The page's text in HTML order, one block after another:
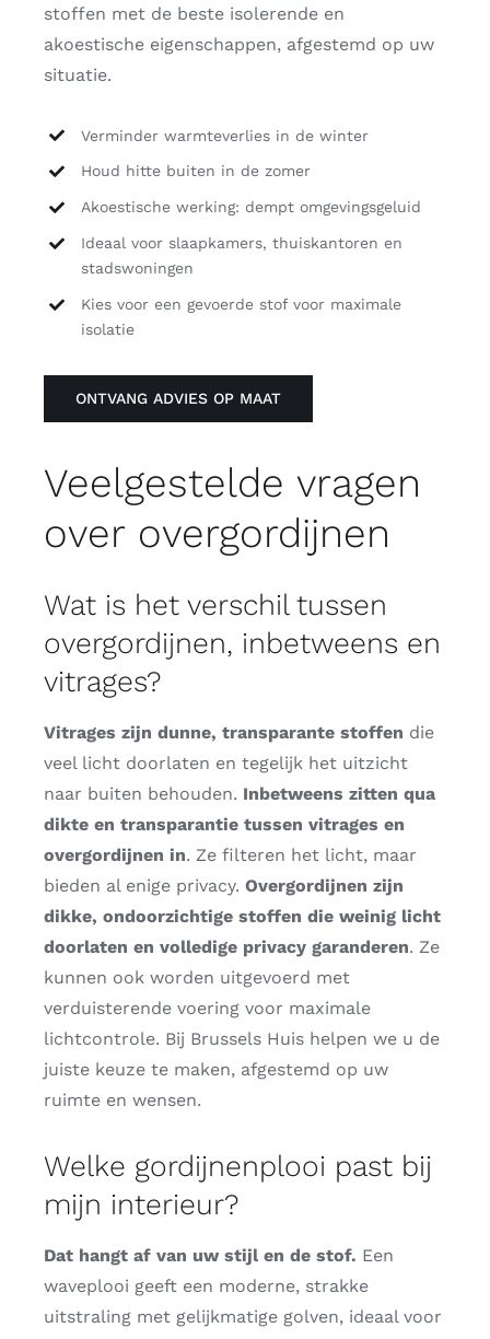
stoffen met de beste isolerende en
akoestische eigenschappen, afgestemd op uw
situatie.
Verminder warmteverlies in de winter
Houd hitte buiten in de zomer
Akoestische werking: dempt omgevingsgeluid
Ideaal voor slaapkamers, thuiskantoren en
stadswoningen
Kies voor een gevoerde stof voor maximale
isolatie
ONTVANG ADVIES OP MAAT
Veelgestelde vragen
over overgordijnen
Wat is het verschil tussen
overgordijnen, inbetweens en
vitrages?
Vitrages zijn dunne, transparante stoffen die
veel licht doorlaten en tegelijk het uitzicht
naar buiten behouden. Inbetweens zitten qua
dikte en transparantie tussen vitrages en
overgordijnen in. Ze filteren het licht, maar
bieden al enige privacy. Overgordijnen zijn
dikke, ondoorzichtige stoffen die weinig licht
doorlaten en volledige privacy garanderen. Ze
kunnen ook worden uitgevoerd met
verduisterende voering voor maximale
lichtcontrole. Bij Brussels Huis helpen we u de
juiste keuze te maken, afgestemd op uw
ruimte en wensen.
Welke gordijnenplooi past bij
mijn interieur?
Dat hangt af van uw stijl en de stof. Een
waveplooi geeft een moderne, strakke
uitstraling met gelijkmatige golven, ideaal voor